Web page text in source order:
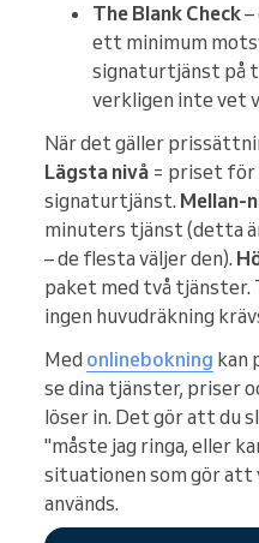
The Blank Check
ett minimum
signaturtjänst på
verkligen inte vet
När det gäller
Lägsta nivå = priset
signaturtjänst. Mellan-
minuters tjänst (detta
– de flesta väljer den).
paket med två tjänster.
ingen huvudräkning
Med onlinebokning kan
se dina tjänster, priser
löser in. Det gör att du
"måste jag ringa, eller
situationen som gör
används.